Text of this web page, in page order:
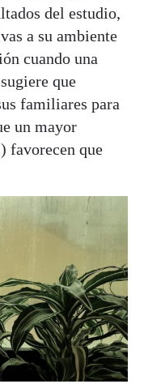
del estudio,
a su ambiente
cuando una
que
familiares para
un mayor
favorecen que